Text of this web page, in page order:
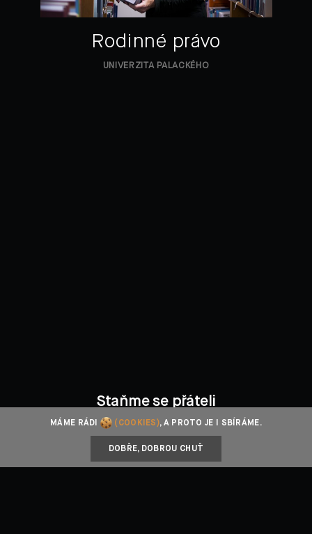
Rodinné právo
UNIVERZITA PALACKÉHO
Staňme se přáteli
Facebook
MÁME RÁDI (COOKIES), A PROTO JE I SBÍRÁME.
DOBŘE, DOBROU CHUŤ